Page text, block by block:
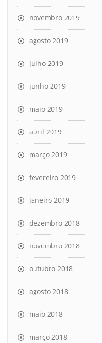
novembro 2019
agosto 2019
julho 2019
junho 2019
maio 2019
abril 2019
março 2019
fevereiro 2019
janeiro 2019
dezembro 2018
novembro 2018
outubro 2018
agosto 2018
maio 2018
março 2018